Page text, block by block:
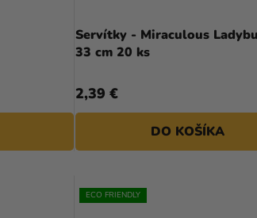
Servítky - Miraculous
33 cm 20 ks
2,39 €
DO KOŠÍKA
ECO FRIENDLY